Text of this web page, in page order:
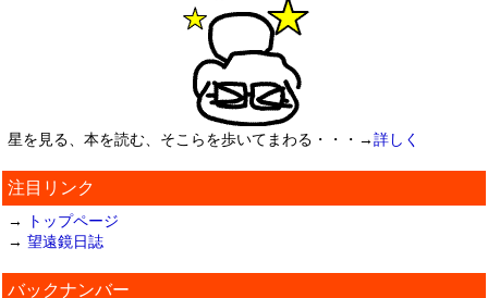
星を見る、本を読む、そこらを歩いてまわる・・・→詳しく
注目リンク
→
トップページ
→ 望遠鏡日誌
バックナンバー